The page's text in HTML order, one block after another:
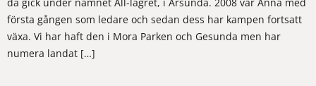
då gick under namnet All-lägret, i Årsunda. 2008 var Anna med
första gången som ledare och sedan dess har kampen fortsatt
växa. Vi har haft den i Mora Parken och Gesunda men har
numera landat […]